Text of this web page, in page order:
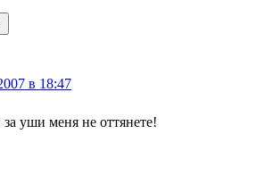
в 18:47
уши меня не оттянете!